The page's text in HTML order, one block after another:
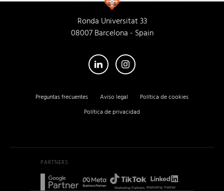
Ronda Universitat 33
08007 Barcelona - Spain
Preguntas frecuentes Aviso legal
Política de cookies
Política de privacidad
PARTNERS